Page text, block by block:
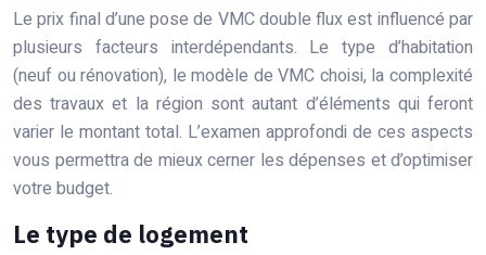
Le prix final d’une pose de VMC double flux est influencé par
plusieurs facteurs interdépendants. Le type d’habitation
(neuf ou rénovation), le modèle de VMC choisi, la complexité
des travaux et la région sont autant d’éléments qui feront
varier le montant total. L’examen approfondi de ces aspects
vous permettra de mieux cerner les dépenses et d’optimiser
votre budget.
Le type de logement